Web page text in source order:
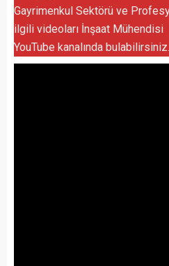
Gayrimenkul Sektörü ve
ilgili videoları İnşaat Mühendisi
YouTube kanalında bulabilirsiniz.